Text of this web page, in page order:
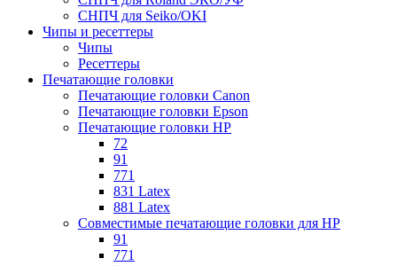
СНПЧ для Seiko/OKI
Чипы и ресеттеры
Чипы
Ресеттеры
Печатающие головки
Печатающие головки Canon
Печатающие головки Epson
Печатающие головки HP
72
91
771
831 Latex
881 Latex
Совместимые печатающие головки для HP
91
771